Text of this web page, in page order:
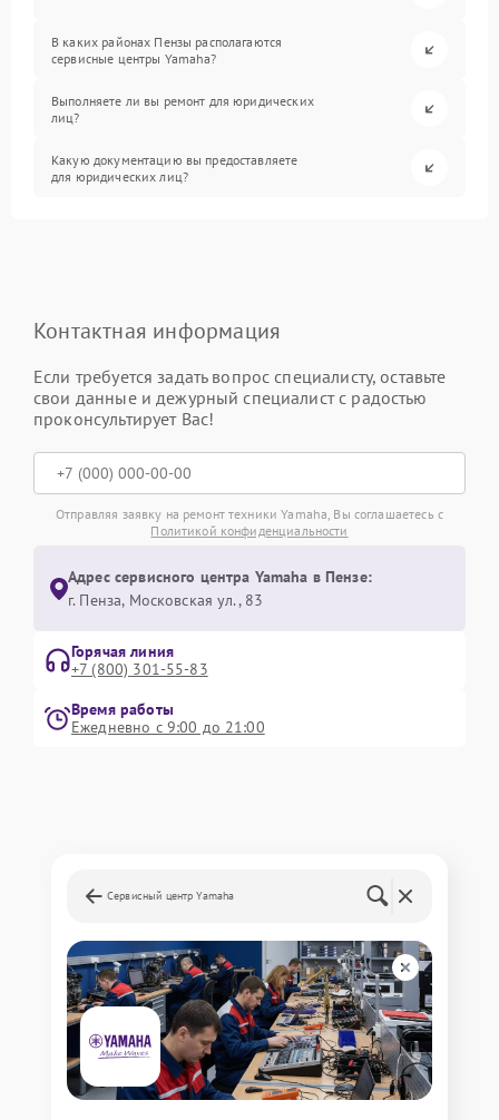
В каких районах Пензы располагаются
сервисные центры Yamaha?
Выполняете ли вы ремонт для юридических
лиц?
Какую документацию вы предоставляете
для юридических лиц?
Контактная информация
Если требуется задать вопрос специалисту, оставьте
свои данные и дежурный специалист с радостью
проконсультирует Вас!
Отправляя заявку на ремонт техники Yamaha, Вы соглашаетесь с
Политикой конфиденциальности
Адрес сервисного центра Yamaha в Пензе:
г. Пенза, Московская ул., 83
Горячая линия
+7 (800) 301-55-83
Время работы
Ежедневно с 9:00 до 21:00
Сервисный центр Yamaha